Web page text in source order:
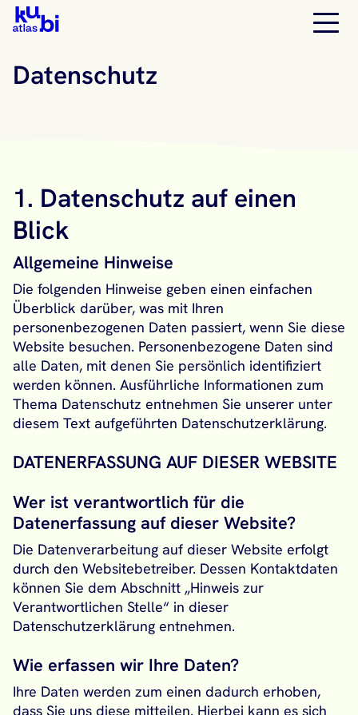
Datenschutz
1. Datenschutz auf einen
Blick
Allgemeine Hinweise
Die folgenden Hinweise geben einen einfachen
Überblick darüber, was mit Ihren
personenbezogenen Daten passiert, wenn Sie diese
Website besuchen. Personenbezogene Daten sind
alle Daten, mit denen Sie persönlich identifiziert
werden können. Ausführliche Informationen zum
Thema Datenschutz entnehmen Sie unserer unter
diesem Text aufgeführten Datenschutzerklärung.
DATENERFASSUNG AUF DIESER WEBSITE
Wer ist verantwortlich für die
Datenerfassung auf dieser Website?
Die Datenverarbeitung auf dieser Website erfolgt
durch den Websitebetreiber. Dessen Kontaktdaten
können Sie dem Abschnitt „Hinweis zur
Verantwortlichen Stelle“ in dieser
Datenschutzerklärung entnehmen.
Wie erfassen wir Ihre Daten?
Ihre Daten werden zum einen dadurch erhoben,
dass Sie uns diese mitteilen. Hierbei kann es sich